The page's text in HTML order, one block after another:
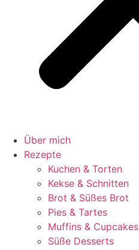
Über mich
Rezepte
Kuchen & Torten
Kekse & Schnitten
Brot & Süßes Brot
Pies & Tartes
Muffins & Cupcakes
Süße Desserts